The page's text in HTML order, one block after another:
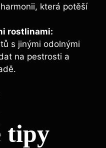
která potěší
rostlinami:
s jinými odolnými
na pestrosti a
tipy